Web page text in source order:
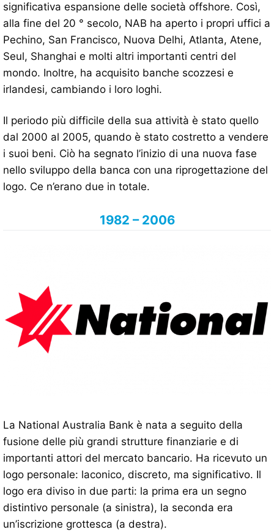
significativa espansione delle società offshore. Così,
alla fine del 20 ° secolo, NAB ha aperto i propri uffici a
Pechino, San Francisco, Nuova Delhi, Atlanta, Atene,
Seul, Shanghai e molti altri importanti centri del
mondo. Inoltre, ha acquisito banche scozzesi e
irlandesi, cambiando i loro loghi.
Il periodo più difficile della sua attività è stato quello
dal 2000 al 2005, quando è stato costretto a vendere
i suoi beni. Ciò ha segnato l’inizio di una nuova fase
nello sviluppo della banca con una riprogettazione del
logo. Ce n’erano due in totale.
1982 – 2006
La National Australia Bank è nata a seguito della
fusione delle più grandi strutture finanziarie e di
importanti attori del mercato bancario. Ha ricevuto un
logo personale: laconico, discreto, ma significativo. Il
logo era diviso in due parti: la prima era un segno
distintivo personale (a sinistra), la seconda era
un’iscrizione grottesca (a destra).